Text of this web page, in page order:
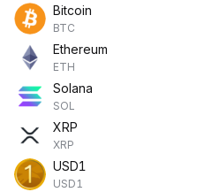
Bitcoin
BTC
Ethereum
ETH
Solana
SOL
XRP
XRP
USD1
USD1